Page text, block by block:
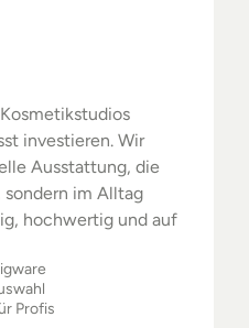
investieren. Wir
Ausstattung, die
im Alltag
hochwertig und auf
Profis